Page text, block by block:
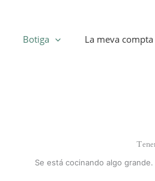
Botiga La meva compta
Se está cocinando algo